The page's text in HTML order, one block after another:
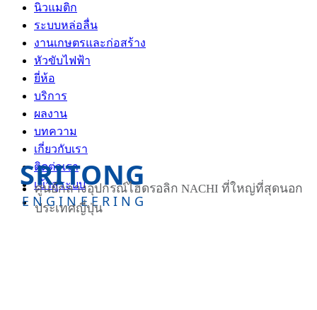
นิวแมติก
ระบบหล่อลื่น
งานเกษตรและก่อสร้าง
หัวขับไฟฟ้า
ยี่ห้อ
บริการ
ผลงาน
บทความ
เกี่ยวกับเรา
ติดต่อเรา
เข้าสู่ระบบ
ENGINEERING
SRITONG
ศูนย์กลางอุปกรณ์ไฮดรอลิก NACHI ที่ใหญ่ที่สุดนอก
ประเทศญี่ปุ่น